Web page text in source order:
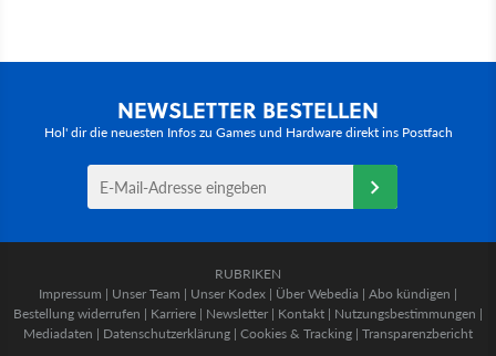
NEWSLETTER BESTELLEN
Hol' dir die neuesten Infos zu Games und Hardware direkt ins Postfach
RUBRIKEN
Impressum | Unser Team | Unser Kodex | Über Webedia | Abo kündigen |
Bestellung widerrufen | Karriere | Newsletter | Kontakt | Nutzungsbestimmungen |
Mediadaten | Datenschutzerklärung | Cookies & Tracking | Transparenzbericht